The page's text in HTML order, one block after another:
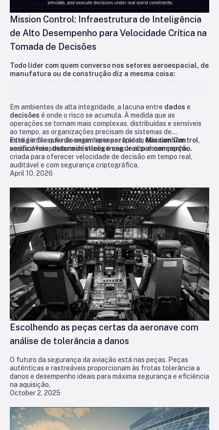
April 10, 2026
Mission Control: Infraestrutura de Inteligência
de Alto Desempenho para Velocidade Crítica na
Tomada de Decisões
Todo líder com quem converso nos setores aeroespacial, de
manufatura ou de construção diz a mesma coisa:
Em ambientes de alta integridade, a lacuna entre dados e
decisões é onde o risco se acumula. À medida que as
operações se tornam mais complexas, distribuídas e sensíveis
ao tempo, as organizações precisam de sistemas de
inteligência que não sejam apenas rápidos, mas também
verificáveis, determinísticos e seguros por concepção.
Esta é a filosofia de engenharia por trás doMission Control
nossa infraestrutura de inteligência de alto desempenho,
criada para oferecer velocidade de decisão em tempo real,
auditável e com segurança criptográfica.
October 2, 2025
Escolhendo as peças certas da aeronave com
análise de tolerância a danos
O futuro da segurança da aviação está nas peças. Peças
autênticas e rastreáveis proporcionam às frotas tolerância a
danos e desempenho ideais para máxima segurança e eficiência
na aquisição.